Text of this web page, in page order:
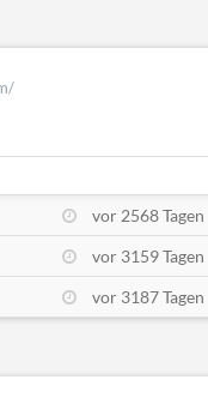
vor 2568 Tagen
vor 3159 Tagen
vor 3187 Tagen